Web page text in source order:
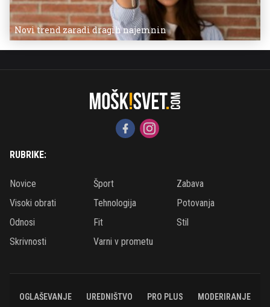
Novi trend zaradi dragih najemnin
RUBRIKE:
Novice Šport
Zabava
Visoki obrati
Tehnologija
Potovanja
Odnosi
Fit
Stil
Skrivnosti
Varni v prometu
OGLAŠEVANJE UREDNIŠTVO PRO PLUS MODERIRANJE